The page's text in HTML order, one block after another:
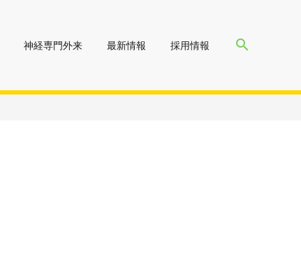
神経専門外来 最新情報 採用情報 search